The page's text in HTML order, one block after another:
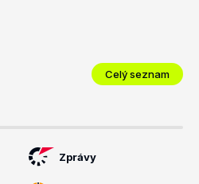
Celý seznam
Zprávy